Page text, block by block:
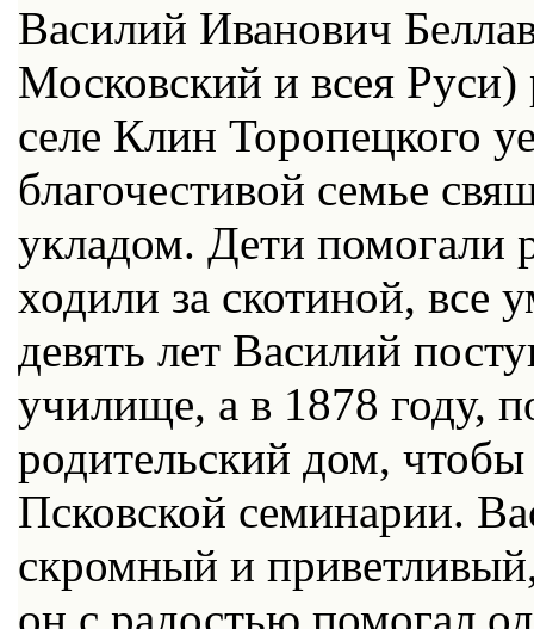
Василий Иванович
Московский и всея Руси)
селе Клин Торопецкого
благочестивой семье
укладом. Дети помогали
ходили за скотиной, все
девять лет Василий
училище, а в 1878 году,
родительский дом,
Псковской семинарии.
скромный и
он с радостью помогал